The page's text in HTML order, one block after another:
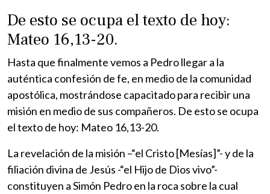
De esto se ocupa el texto de hoy:
Mateo 16,13-20.
Hasta que finalmente vemos a Pedro llegar a la
auténtica confesión de fe, en medio de la comunidad
apostólica, mostrándose capacitado para recibir una
misión en medio de sus compañeros. De esto se ocupa
el texto de hoy: Mateo 16,13-20.
La revelación de la misión –“el Cristo [Mesías]”- y de la
filiación divina de Jesús -“el Hijo de Dios vivo”-
constituyen a Simón Pedro en la roca sobre la cual